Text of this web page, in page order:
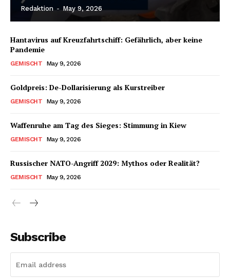
Redaktion - May 9, 2026
Hantavirus auf Kreuzfahrtschiff: Gefährlich, aber keine
Pandemie
GEMISCHT May 9, 2026
Goldpreis: De-Dollarisierung als Kurstreiber
GEMISCHT May 9, 2026
Waffenruhe am Tag des Sieges: Stimmung in Kiew
GEMISCHT May 9, 2026
Russischer NATO-Angriff 2029: Mythos oder Realität?
GEMISCHT May 9, 2026
Subscribe